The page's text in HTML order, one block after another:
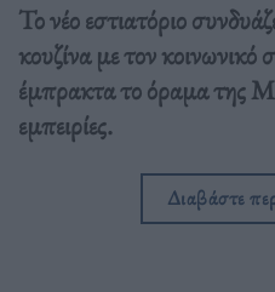
Το νέο εστιατόριο
κουζίνα με τον
έμπρακτα το όραμα της
εμπειρίες.
Διαβάστε